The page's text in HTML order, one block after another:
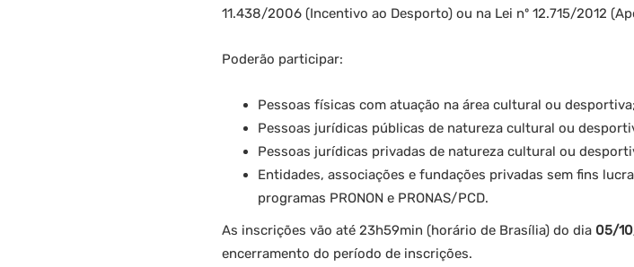
11.438/2006 (Incentivo ao Desporto) ou na Lei nº 12.715/2012
Poderão participar:
Pessoas físicas com atuação na área cultural ou desportiva;
Pessoas jurídicas públicas de natureza cultural ou
Pessoas jurídicas privadas de natureza cultural ou
Entidades, associações e fundações privadas sem fins
programas PRONON e PRONAS/PCD.
As inscrições vão até 23h59min (horário de Brasília) do dia 05/
encerramento do período de inscrições.